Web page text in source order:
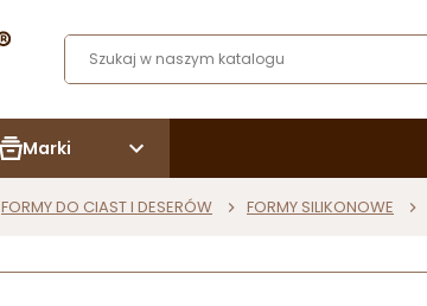
Marki
FORMY DO CIAST I DESERÓW FORMY SILIKONOWE